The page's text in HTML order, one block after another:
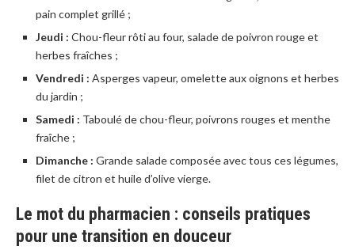
pain complet grillé ;
Jeudi : Chou-fleur rôti au four, salade de poivron rouge et
herbes fraîches ;
Vendredi : Asperges vapeur, omelette aux oignons et herbes
du jardin ;
Samedi : Taboulé de chou-fleur, poivrons rouges et menthe
fraîche ;
Dimanche : Grande salade composée avec tous ces légumes,
filet de citron et huile d’olive vierge.
Le mot du pharmacien : conseils pratiques
pour une transition en douceur